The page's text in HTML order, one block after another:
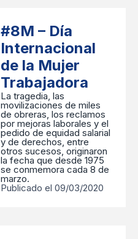
#8M – Día
Internacional
de la Mujer
Trabajadora
La tragedia, las
movilizaciones de miles
de obreras, los reclamos
por mejoras laborales y el
pedido de equidad salarial
y de derechos, entre
otros sucesos, originaron
la fecha que desde 1975
se conmemora cada 8 de
marzo.
Publicado el 09/03/2020